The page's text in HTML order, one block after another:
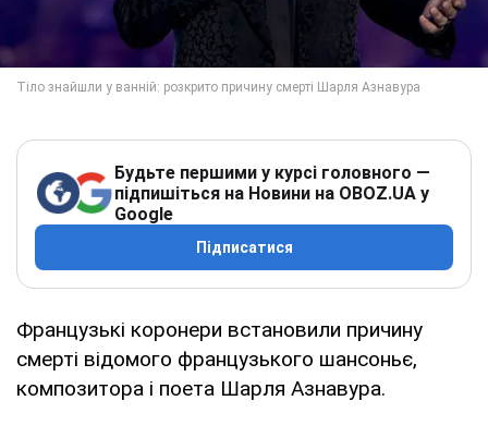
Будьте першими у курсі головного —
підпишіться на Новини на OBOZ.UA у
Google
Підписатися
Французькі коронери встановили причину
смерті відомого французького шансоньє,
композитора і поета Шарля Азнавура.